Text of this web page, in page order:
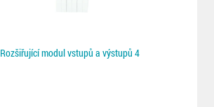
Rozšiřující modul vstupů a výstupů 4